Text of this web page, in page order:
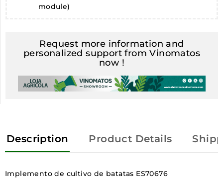
module)
Request more information and
personalized support from Vinomatos
now !
Description Product Details
Implemento de cultivo de batatas ES70676